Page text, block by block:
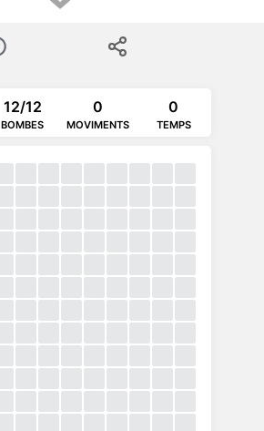
12/12
BOMBES
0
MOVIMENTS
0
TEMPS